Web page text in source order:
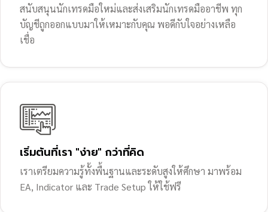
สนับสนุนนักเทรดมือใหม่และส่งเสริมนักเทรดมืออาชีพ ทุก
บัญชีถูกออกแบบมาให้เหมาะกับคุณ พอดีกับใจอย่างเหลือ
เชื่อ
เริ่มต้นที่เรา "ง่าย" กว่าที่คิด
เราเตรียมความรู้ทั้งพื้นฐานและระดับสูงให้ศึกษา มาพร้อม
EA, Indicator และ Trade Setup ให้ใช้ฟรี